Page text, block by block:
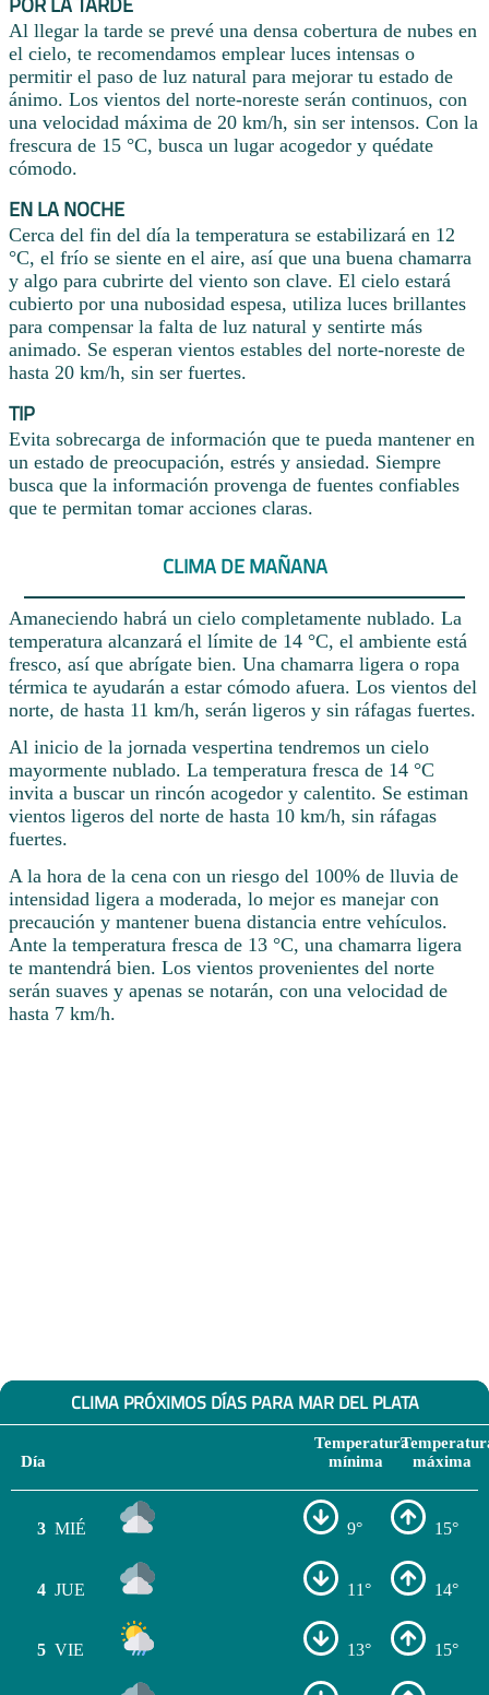
Al llegar la tarde se prevé una densa cobertura de nubes en
el cielo, te recomendamos emplear luces intensas o
permitir el paso de luz natural para mejorar tu estado de
ánimo. Los vientos del norte-noreste serán continuos, con
una velocidad máxima de 20 km/h, sin ser intensos. Con la
frescura de 15 °C, busca un lugar acogedor y quédate
cómodo.
EN LA NOCHE
Cerca del fin del día la temperatura se estabilizará en 12
°C, el frío se siente en el aire, así que una buena chamarra
y algo para cubrirte del viento son clave. El cielo estará
cubierto por una nubosidad espesa, utiliza luces brillantes
para compensar la falta de luz natural y sentirte más
animado. Se esperan vientos estables del norte-noreste de
hasta 20 km/h, sin ser fuertes.
TIP
Evita sobrecarga de información que te pueda mantener en
un estado de preocupación, estrés y ansiedad. Siempre
busca que la información provenga de fuentes confiables
que te permitan tomar acciones claras.
CLIMA DE MAÑANA
Amaneciendo habrá un cielo completamente nublado. La
temperatura alcanzará el límite de 14 °C, el ambiente está
fresco, así que abrígate bien. Una chamarra ligera o ropa
térmica te ayudarán a estar cómodo afuera. Los vientos del
norte, de hasta 11 km/h, serán ligeros y sin ráfagas fuertes.
Al inicio de la jornada vespertina tendremos un cielo
mayormente nublado. La temperatura fresca de 14 °C
invita a buscar un rincón acogedor y calentito. Se estiman
vientos ligeros del norte de hasta 10 km/h, sin ráfagas
fuertes.
A la hora de la cena con un riesgo del 100% de lluvia de
intensidad ligera a moderada, lo mejor es manejar con
precaución y mantener buena distancia entre vehículos.
Ante la temperatura fresca de 13 °C, una chamarra ligera
te mantendrá bien. Los vientos provenientes del norte
serán suaves y apenas se notarán, con una velocidad de
hasta 7 km/h.
CLIMA PRÓXIMOS DÍAS PARA MAR DEL PLATA
Día
Temperatura
mínima
máxima
3 MIÉ 9° 15°
4 JUE 11° 14°
5 VIE 13° 15°